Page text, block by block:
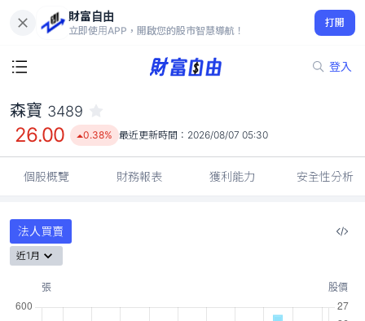
財富自由
立即使用APP，開啟您的股市智慧導航！
打開
登入
26.00
0.38%
森寶 3489
26.00 0.38% 最近更新時間： 2026/08/07 05:30
個股概覽 財務報表 獲利能力 安全性分析
法人買賣
近1月